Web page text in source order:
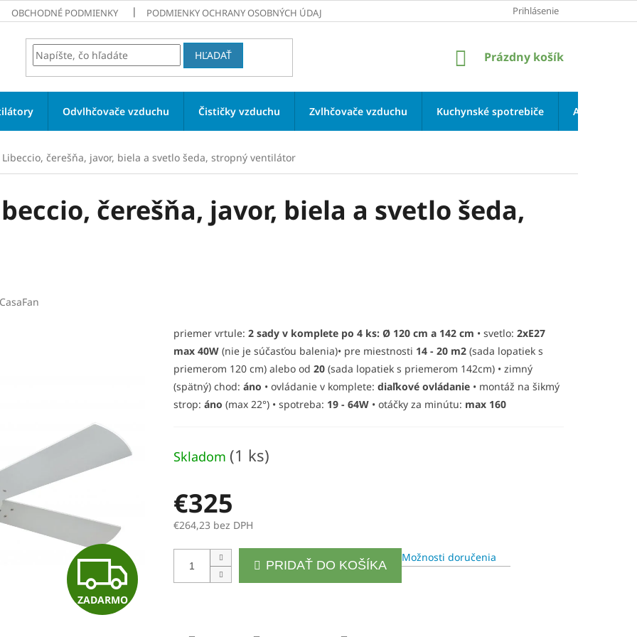
OBCHODNÉ PODMIENKY PODMIENKY OCHRANY OSOBNÝCH ÚDAJOV Prihlásenie
HĽADAŤ
NÁKUPNÝ
Prázdny košík
Odvlhčovače vzduchu Čističky vzduchu Zvlhčovače vzduchu Kuchynské spotrebiče
Libeccio, čerešňa, javor, biela a svetlo šeda, stropný ventilátor
čerešňa, javor, biela a svetlo šeda,
CasaFan
Z
A
ZADARMO
€325
€264,23 bez DPH
Jednotková
cena:
Skladom (1 ks)
Možnosti doručenia
PRIDAŤ DO KOŠÍKA
priemer vrtule: 2 sady v komplete po 4 ks: Ø 120 cm a 142 cm • svetlo: 2xE27
max 40W (nie je súčasťou balenia)• pre miestnosti 14 - 20 m2 (sada lopatiek s
priemerom 120 cm) alebo od 20 (sada lopatiek s priemerom 142cm) • zimný
(spätný) chod: áno • ovládanie v komplete: diaľkové ovládanie • montáž na šikmý
strop: áno (max 22°) • spotreba: 19 - 64W • otáčky za minútu: max 160